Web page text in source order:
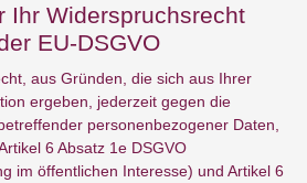
Ihr Widerspruchsrecht
EU-DSGVO
aus Gründen, die sich aus Ihrer
ergeben, jederzeit gegen die
personenbezogener Daten,
6 Absatz 1e DSGVO
im öffentlichen Interesse) und Artikel 6